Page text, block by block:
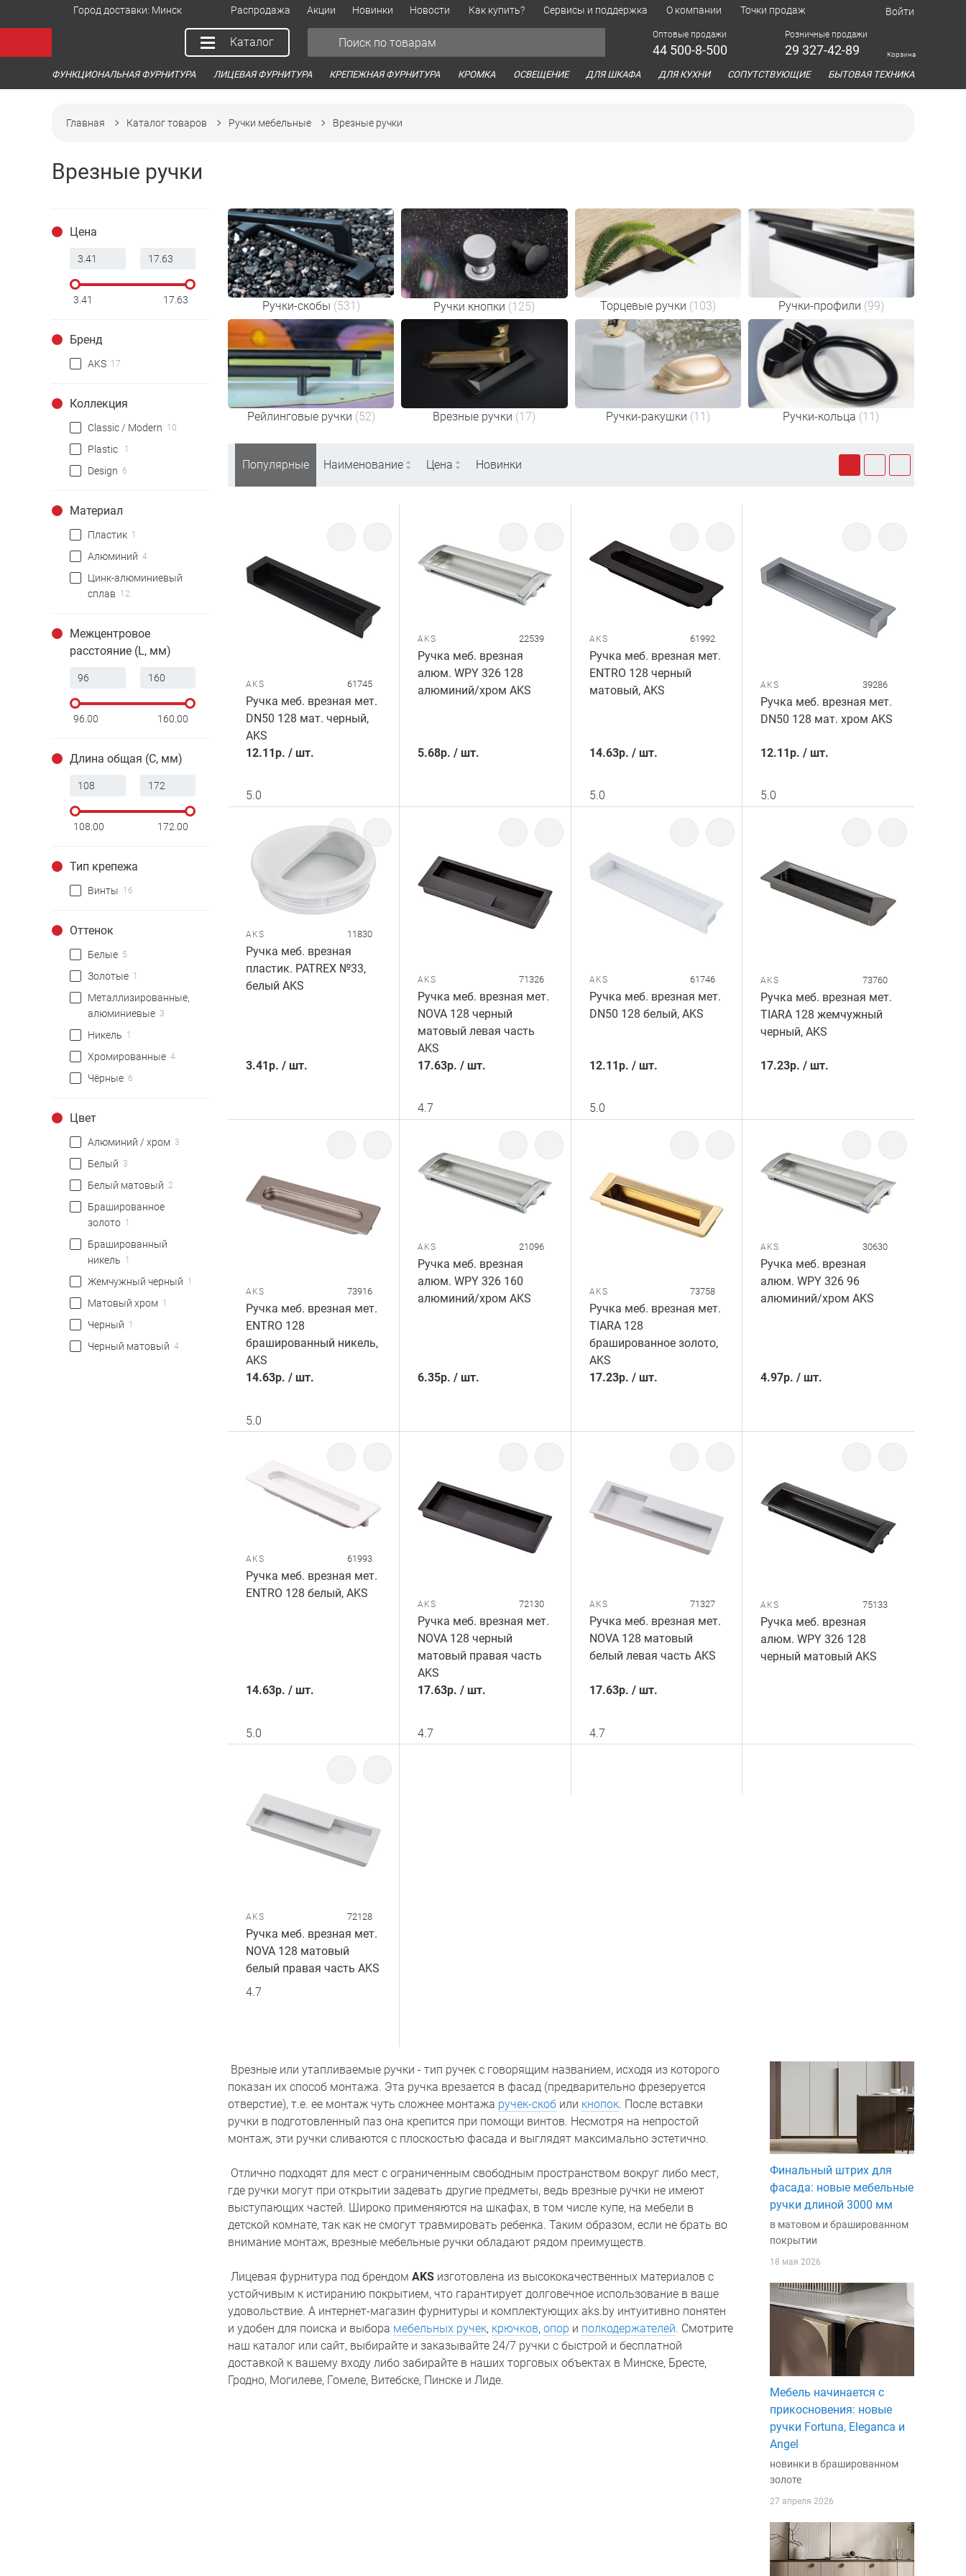
Город доставки: Минск Распродажа Акции Новинки Новости Как купить? Сервисы и поддержка О компании Точки продаж Войти
Каталог
Оптовые продажи
44 500-8-500
Розничные продажи
29 327-42-89 Корзина
ФУНКЦИОНАЛЬНАЯ ФУРНИТУРА ЛИЦЕВАЯ ФУРНИТУРА КРЕПЕЖНАЯ ФУРНИТУРА КРОМКА ОСВЕЩЕНИЕ ДЛЯ ШКАФА ДЛЯ КУХНИ СОПУТСТВУЮЩИЕ БЫТОВАЯ ТЕХНИКА
Главная Каталог товаров Ручки мебельные Врезные ручки
Врезные ручки
Цена
3.41 17.63
Бренд
AKS 17
Коллекция
Classic / Modern 10
Plastic 1
Design 6
Материал
Пластик 1
Алюминий 4
Цинк-алюминиевый
сплав 12
Межцентровое
расстояние (L, мм)
96.00 160.00
Длина общая (С, мм)
108.00 172.00
Тип крепежа
Винты 16
Оттенок
Белые 5
Золотые 1
Металлизированные,
алюминиевые 3
Никель 1
Хромированные 4
Чёрные 6
Цвет
Алюминий / хром 3
Белый 3
Белый матовый 2
Брашированное
золото 1
Брашированный
никель 1
Жемчужный черный 1
Матовый хром 1
Черный 1
Черный матовый 4
Ручки-скобы (531) Ручки кнопки (125) Торцевые ручки (103) Ручки-профили (99)
Рейлинговые ручки (52) Врезные ручки (17) Ручки-ракушки (11) Ручки-кольца (11)
Популярные Наименование Цена Новинки
AKS 61745
Ручка меб. врезная мет.
DN50 128 мат. черный,
AKS
12.11р. / шт.
5.0
AKS 22539
Ручка меб. врезная
алюм. WPY 326 128
алюминий/хром AKS
5.68р. / шт.
AKS 61992
Ручка меб. врезная мет.
ENTRO 128 черный
матовый, AKS
14.63р. / шт.
5.0
AKS 39286
Ручка меб. врезная мет.
DN50 128 мат. хром AKS
12.11р. /шт.
5.0
AKS 11830
Ручка меб. врезная
пластик. PATREX №33,
белый AKS
3.41р. / шт.
AKS 71326
Ручка меб. врезная мет.
NOVA 128 черный
матовый левая часть
AKS
17.63р. / шт.
4.7
AKS 61746
Ручка меб. врезная мет.
DN50 128 белый, AKS
12.11р. / шт.
5.0
AKS 73760
Ручка меб. врезная мет.
TIARA 128 жемчужный
черный, AKS
17.23р. /шт.
AKS 73916
Ручка меб. врезная мет.
ENTRO 128
брашированный никель,
AKS
14.63р. / шт.
5.0
AKS 21096
Ручка меб. врезная
алюм. WPY 326 160
алюминий/хром AKS
6.35р. / шт.
AKS 73758
Ручка меб. врезная мет.
TIARA 128
брашированное золото,
AKS
17.23р. / шт.
AKS 30630
Ручка меб. врезная
алюм. WPY 326 96
алюминий/хром AKS
4.97р. /шт.
AKS 61993
Ручка меб. врезная мет.
ENTRO 128 белый, AKS
14.63р. / шт.
5.0
AKS 72130
Ручка меб. врезная мет.
NOVA 128 черный
матовый правая часть
AKS
17.63р. / шт.
4.7
AKS 71327
Ручка меб. врезная мет.
NOVA 128 матовый
белый левая часть AKS
17.63р. / шт.
4.7
AKS 75133
Ручка меб. врезная
алюм. WPY 326 128
черный матовый AKS
AKS 72128
Ручка меб. врезная мет.
NOVA 128 матовый
белый правая часть AKS
4.7
Врезные или утапливаемые ручки - тип ручек с говорящим названием, исходя из которого
показан их способ монтажа. Эта ручка врезается в фасад (предварительно фрезеруется
отверстие), т.е. ее монтаж чуть сложнее монтажа ручек-скоб или кнопок. После вставки
ручки в подготовленный паз она крепится при помощи винтов. Несмотря на непростой
монтаж, эти ручки сливаются с плоскостью фасада и выглядят максимально эстетично.
Отлично подходят для мест с ограниченным свободным пространством вокруг либо мест,
где ручки могут при открытии задевать другие предметы, ведь врезные ручки не имеют
выступающих частей. Широко применяются на шкафах, в том числе купе, на мебели в
детской комнате, так как не смогут травмировать ребенка. Таким образом, если не брать во
внимание монтаж, врезные мебельные ручки обладают рядом преимуществ.
Лицевая фурнитура под брендом AKS изготовлена из высококачественных материалов с
устойчивым к истиранию покрытием, что гарантирует долговечное использование в ваше
удовольствие. А интернет-магазин фурнитуры и комплектующих aks.by интуитивно понятен
и удобен для поиска и выбора мебельных ручек, крючков, опор и полкодержателей. Смотрите
наш каталог или сайт, выбирайте и заказывайте 24/7 ручки с быстрой и бесплатной
доставкой к вашему входу либо забирайте в наших торговых объектах в Минске, Бресте,
Гродно, Могилеве, Гомеле, Витебске, Пинске и Лиде.
Финальный штрих для
фасада: новые мебельные
ручки длиной 3000 мм
в матовом и брашированном
покрытии
18 мая 2026
Мебель начинается с
прикосновения: новые
ручки Fortuna, Eleganca и
Angel
новинки в брашированном
золоте
27 апреля 2026